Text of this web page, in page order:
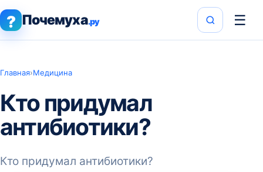
? Почемуха.ру ☰
Главная›Медицина
Кто придумал
антибиотики?
Кто придумал антибиотики?